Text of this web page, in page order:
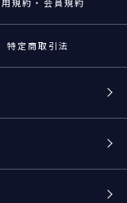
特定商取引法